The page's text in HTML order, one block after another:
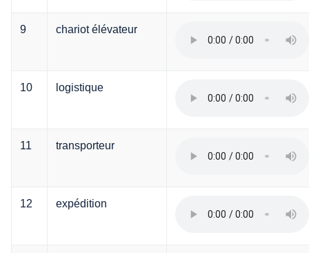
9 chariot élévateur
10 logistique
11 transporteur
12 expédition